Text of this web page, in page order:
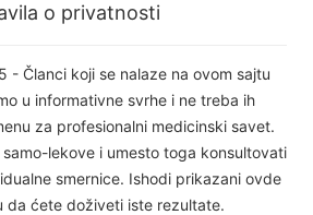
o privatnosti
Članci koji se nalaze na ovom sajtu
u informativne svrhe i ne treba ih
za profesionalni medicinski savet.
lekove i umesto toga konsultovati
smernice. Ishodi prikazani ovde
da ćete doživeti iste rezultate.